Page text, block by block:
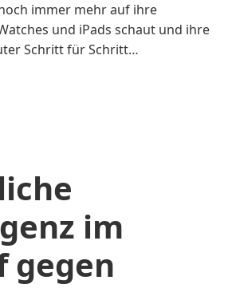
immer mehr auf ihre
und iPads schaut und ihre
Schritt für Schritt…
im
gegen